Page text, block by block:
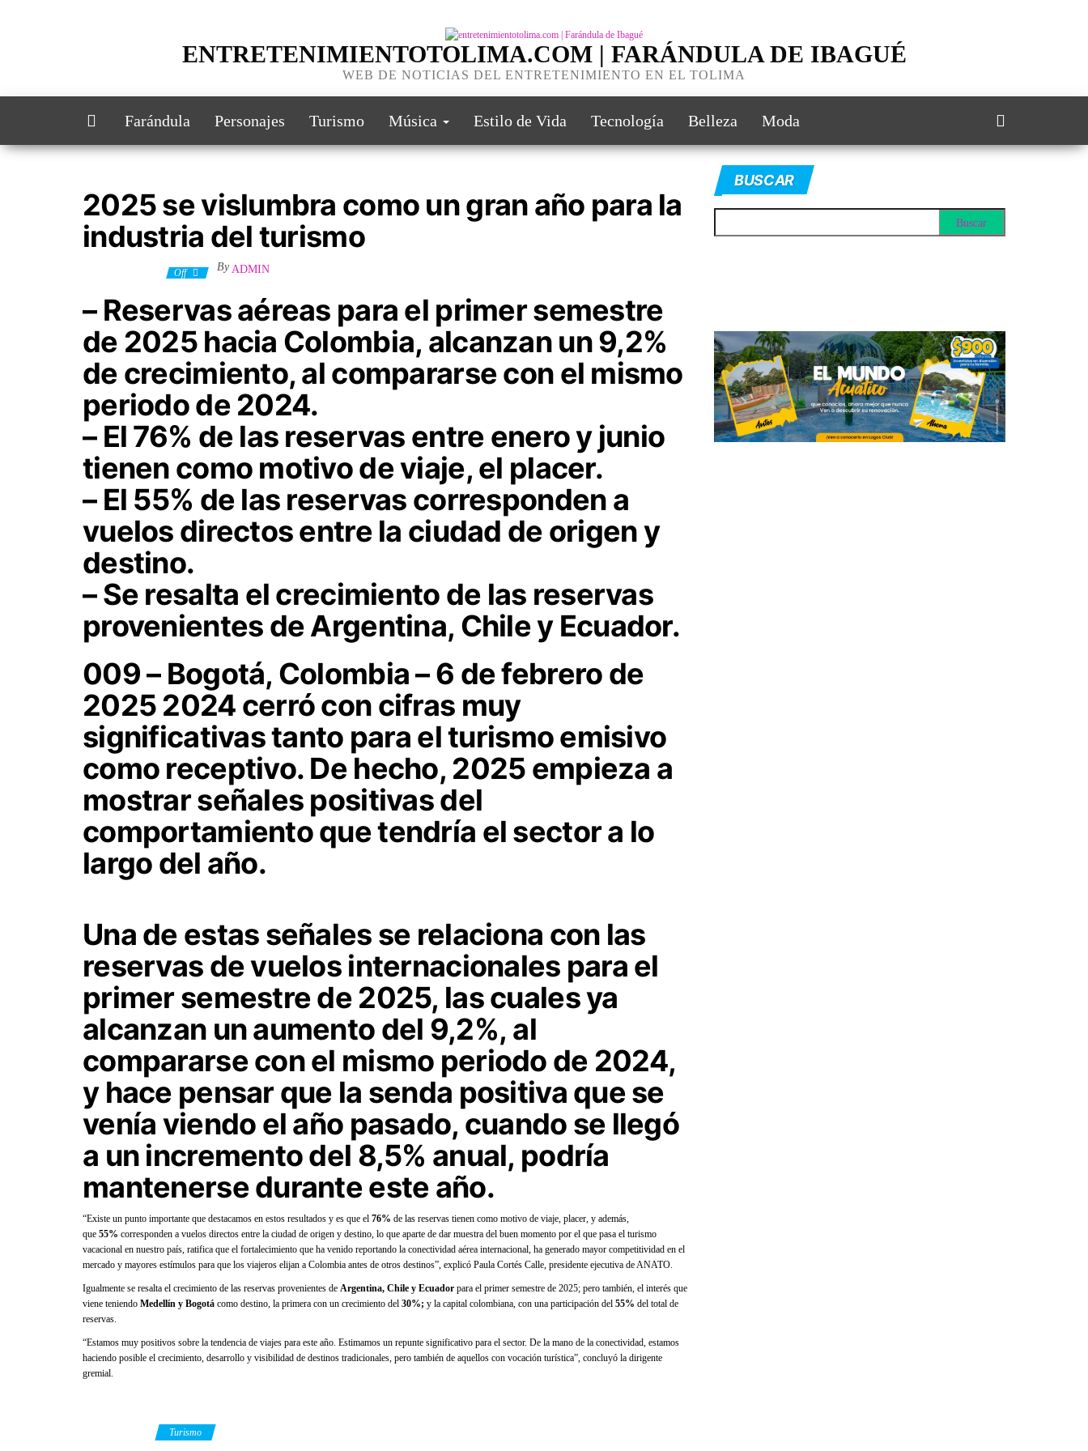
ENTRETENIMIENTOTOLIMA.COM | FARÁNDULA DE IBAGUÉ
WEB DE NOTICIAS DEL ENTRETENIMIENTO EN EL TOLIMA
Farándula Personajes Turismo Música Estilo de Vida Tecnología Belleza Moda
2025 se vislumbra como un gran año para la
industria del turismo
Off By ADMIN
– Reservas aéreas para el primer semestre
de 2025 hacia Colombia, alcanzan un 9,2%
de crecimiento, al compararse con el mismo
periodo de 2024.
– El 76% de las reservas entre enero y junio
tienen como motivo de viaje, el placer.
– El 55% de las reservas corresponden a
vuelos directos entre la ciudad de origen y
destino.
– Se resalta el crecimiento de las reservas
provenientes de Argentina, Chile y Ecuador.
009 – Bogotá, Colombia – 6 de febrero de
2025 2024 cerró con cifras muy
significativas tanto para el turismo emisivo
como receptivo. De hecho, 2025 empieza a
mostrar señales positivas del
comportamiento que tendría el sector a lo
largo del año.
Una de estas señales se relaciona con las
reservas de vuelos internacionales para el
primer semestre de 2025, las cuales ya
alcanzan un aumento del 9,2%, al
compararse con el mismo periodo de 2024,
y hace pensar que la senda positiva que se
venía viendo el año pasado, cuando se llegó
a un incremento del 8,5% anual, podría
mantenerse durante este año.
“Existe un punto importante que destacamos en estos resultados y es que el 76% de las reservas tienen como motivo de viaje, placer, y además,
que 55% corresponden a vuelos directos entre la ciudad de origen y destino, lo que aparte de dar muestra del buen momento por el que pasa el turismo
vacacional en nuestro país, ratifica que el fortalecimiento que ha venido reportando la conectividad aérea internacional, ha generado mayor competitividad en el
mercado y mayores estímulos para que los viajeros elijan a Colombia antes de otros destinos”, explicó Paula Cortés Calle, presidente ejecutiva de ANATO.
Igualmente se resalta el crecimiento de las reservas provenientes de Argentina, Chile y Ecuador para el primer semestre de 2025; pero también, el interés que
viene teniendo Medellín y Bogotá como destino, la primera con un crecimiento del 30%; y la capital colombiana, con una participación del 55% del total de
reservas.
“Estamos muy positivos sobre la tendencia de viajes para este año. Estimamos un repunte significativo para el sector. De la mano de la conectividad, estamos
haciendo posible el crecimiento, desarrollo y visibilidad de destinos tradicionales, pero también de aquellos con vocación turística”, concluyó la dirigente
gremial.
Turismo
BUSCAR